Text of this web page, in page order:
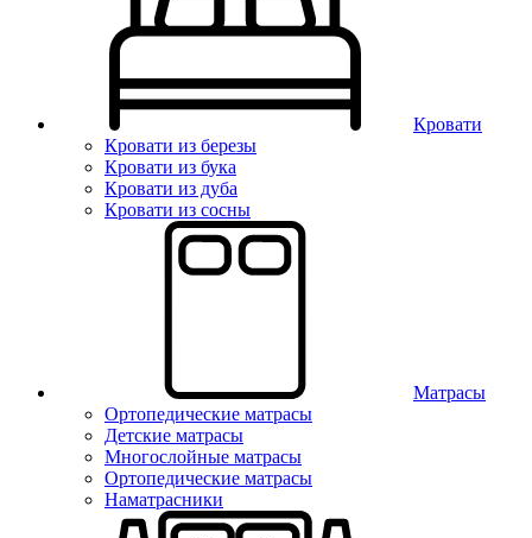
Кровати
Кровати из березы
Кровати из бука
Кровати из дуба
Кровати из сосны
Матрасы
Ортопедические матрасы
Детские матрасы
Многослойные матрасы
Ортопедические матрасы
Наматрасники